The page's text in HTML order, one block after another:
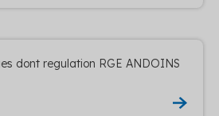
dont regulation RGE ANDOINS